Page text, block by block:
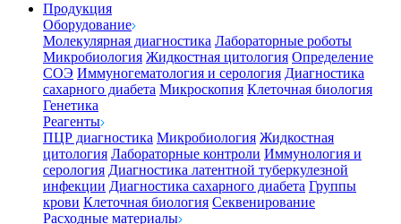
Продукция
Оборудование
Молекулярная диагностика Лабораторные роботы
Микробиология Жидкостная цитология Определение
СОЭ Иммуногематология и серология Диагностика
сахарного диабета Микроскопия Клеточная биология
Генетика
Реагенты
ПЦР диагностика Микробиология Жидкостная
цитология Лабораторные контроли Иммунология и
серология Диагностика латентной туберкулезной
инфекции Диагностика сахарного диабета Группы
крови Клеточная биология Секвенирование
Расходные материалы